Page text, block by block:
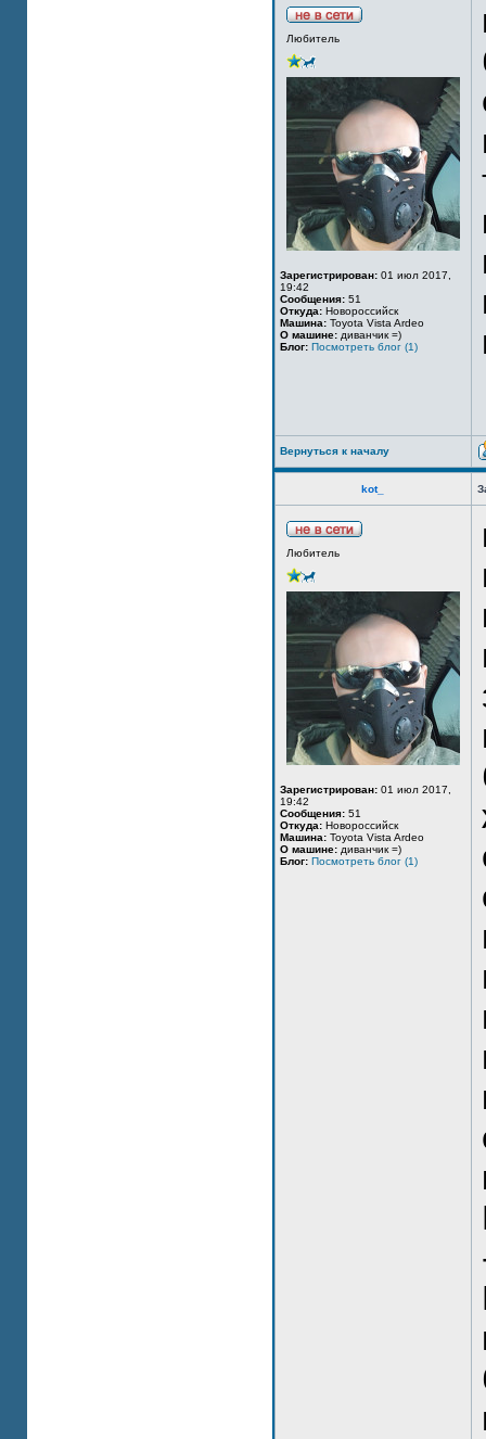
Любитель
Зарегистрирован: 01 июл 2017,
19:42
Сообщения: 51
Откуда: Новороссийск
Машина: Toyota Vista Ardeo
О машине: диванчик =)
Блог: Посмотреть блог (1)
Вернуться к началу
kot_
Любитель
Зарегистрирован: 01 июл 2017,
19:42
Сообщения: 51
Откуда: Новороссийск
Машина: Toyota Vista Ardeo
О машине: диванчик =)
Блог: Посмотреть блог (1)